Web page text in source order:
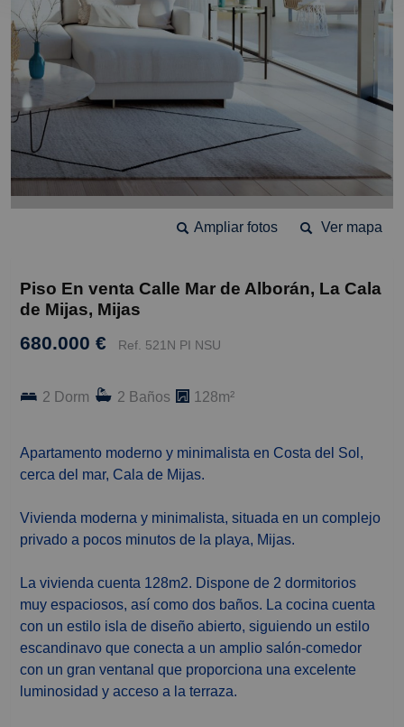
Ver mapa
Ampliar fotos
Piso En venta Calle Mar de Alborán, La Cala
de Mijas, Mijas
680.000 € Ref. 521N PI NSU
2 Dorm 2 Baños 128m²
Apartamento moderno y minimalista en Costa del Sol,
cerca del mar, Cala de Mijas.
Vivienda moderna y minimalista, situada en un complejo
privado a pocos minutos de la playa, Mijas.
La vivienda cuenta 128m2. Dispone de 2 dormitorios
muy espaciosos, así como dos baños. La cocina cuenta
con un estilo isla de diseño abierto, siguiendo un estilo
escandinavo que conecta a un amplio salón-comedor
con un gran ventanal que proporciona una excelente
luminosidad y acceso a la terraza.